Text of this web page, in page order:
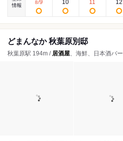
情報
8/9 10 11 12
どまんなか 秋葉原別邸
秋葉原駅 194m / 居酒屋、海鮮、日本酒バー